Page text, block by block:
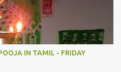
IN TAMIL - FRIDAY